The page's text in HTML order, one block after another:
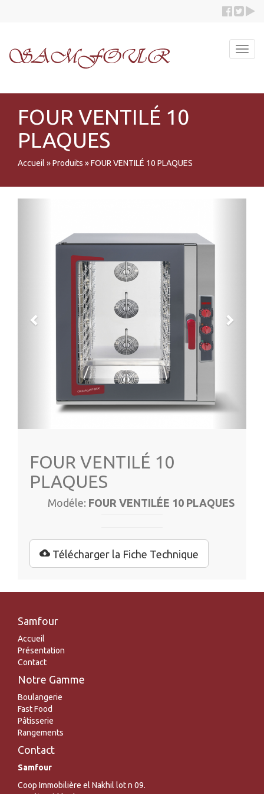
FOUR VENTILÉ 10
PLAQUES
Accueil »Produits »FOUR VENTILÉ 10 PLAQUES
FOUR VENTILÉ 10
PLAQUES
Modéle: FOUR VENTILÉE 10 PLAQUES
Télécharger la Fiche Technique
Samfour
Accueil
Présentation
Contact
Notre Gamme
Boulangerie
Fast Food
Pâtisserie
Rangements
Contact
Samfour
Coop Immobilière el Nakhil lot n 09.